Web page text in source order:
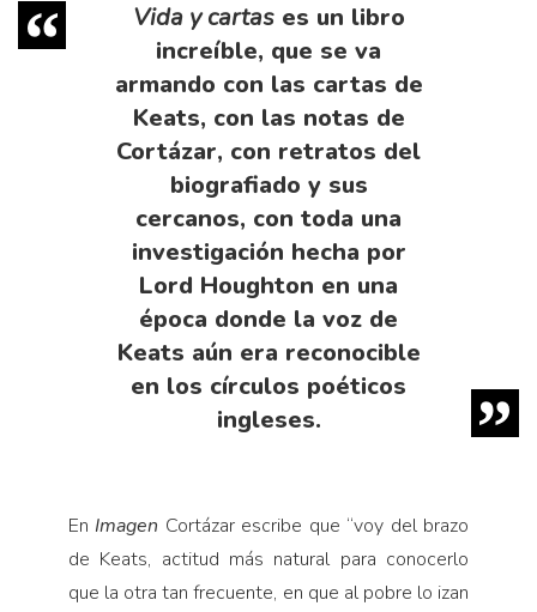
Vida y cartases un libro
increíble, que se va
armando con las cartas de
Keats, con las notas de
Cortázar, con retratos del
biografiado y sus
cercanos, con toda una
investigación hecha por
Lord Houghton en una
época donde la voz de
Keats aún era reconocible
en los círculos poéticos
ingleses.
En Imagen Cortázar escribe que “voy del brazo
de Keats, actitud más natural para conocerlo
que la otra tan frecuente, en que al pobre lo izan